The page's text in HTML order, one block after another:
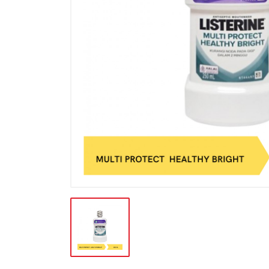
FURNITURE
GULA
KEBUTUHAN HOTEL-RESTO
KEBUTUHAN KOKI